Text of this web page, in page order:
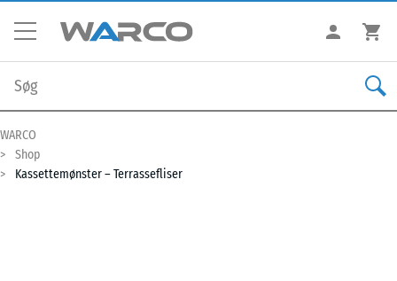
WARCO
Shop
Kassettemønster – Terrassefliser